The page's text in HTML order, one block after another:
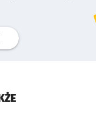
profil